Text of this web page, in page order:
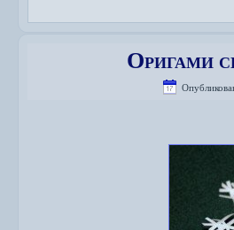
Оригами